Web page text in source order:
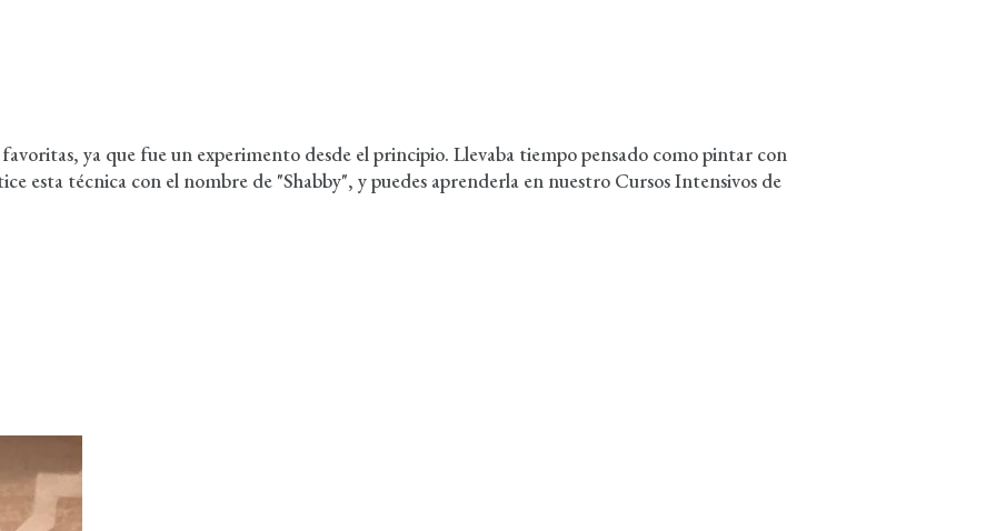
ya que fue un experimento desde el principio. Llevaba tiempo pensado como pintar con
esta técnica con el nombre de "Shabby", y puedes aprenderla en nuestro Cursos Intensivos de